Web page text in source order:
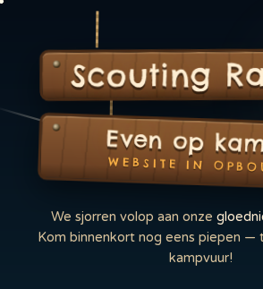
Scouting
Even op
WEBSITE IN
We sjorren volop aan onze
Kom binnenkort nog eens piepen —
kampvuur!